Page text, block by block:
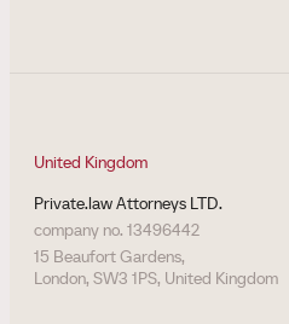
United Kingdom
Private.law Attorneys LTD.
company no. 13496442
15 Beaufort Gardens,
London, SW3 1PS, United Kingdom